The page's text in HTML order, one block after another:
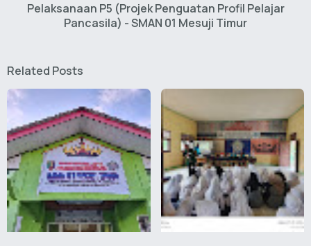
Pelaksanaan P5 (Projek Penguatan Profil Pelajar
Pancasila) - SMAN 01 Mesuji Timur
Related Posts